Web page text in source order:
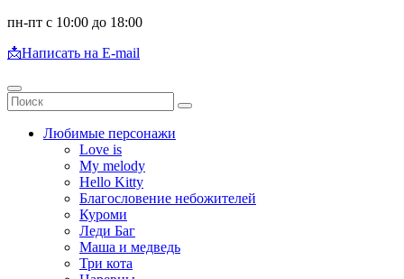
пн-пт с 10:00 до 18:00
📩Написать на E-mail
Любимые персонажи
Love is
My melody
Hello Kitty
Благословение небожителей
Куроми
Леди Баг
Маша и медведь
Три кота